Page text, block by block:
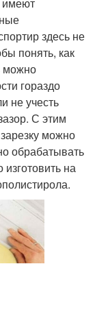
здесь не
понять, как
можно
гораздо
не учесть
С этим
можно
обрабатывать
на